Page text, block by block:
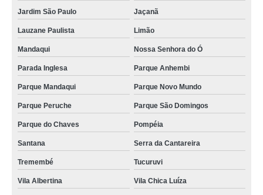
Jardim São Paulo Jaçanã
Lauzane Paulista Limão
Mandaqui Nossa Senhora do Ó
Parada Inglesa Parque Anhembi
Parque Mandaqui Parque Novo Mundo
Parque Peruche Parque São Domingos
Parque do Chaves Pompéia
Santana Serra da Cantareira
Tremembé Tucuruvi
Vila Albertina Vila Chica Luíza